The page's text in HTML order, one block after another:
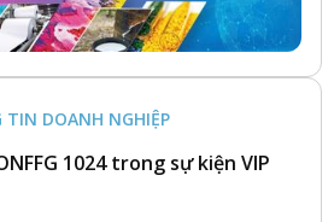
TIN DOANH NGHIỆP
1024 trong sự kiện VIP